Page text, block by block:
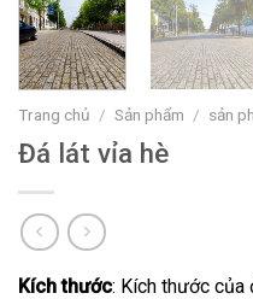
Trang chủ / Sản phẩm / sản
Đá lát vỉa hè
Kích thước: Kích thước của